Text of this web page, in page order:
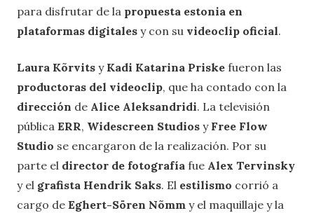
para disfrutar de la propuesta estonia en
plataformas digitales y con su videoclip oficial.
Laura Kõrvits y Kadi Katarina Priske fueron las
productoras del videoclip, que ha contado con la
dirección de Alice Aleksandridi. La televisión
pública ERR, Widescreen Studios yFree Flow
Studio se encargaron de la realización. Por su
parte el director de fotografía fue Alex Tervinsky
y el grafista Hendrik Saks. El estilismo corrió a
cargo de Eghert-Sören Nõmm y el maquillaje y la